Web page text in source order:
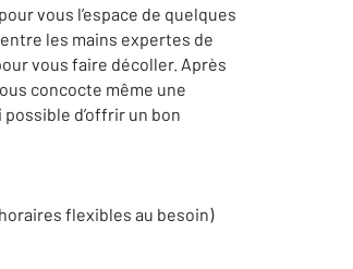
vous l’espace de quelques
les mains expertes de
vous faire décoller. Après
concocte même une
d’offrir un bon
flexibles au besoin)